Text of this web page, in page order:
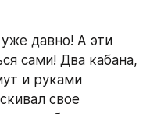
давно! А эти
сами! Два кабана,
и руками
свое